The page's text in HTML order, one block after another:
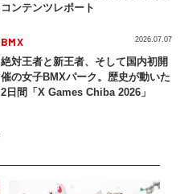
コンテンツレポート
BMX
絶対王者と新王者、そして国内初開
催の女子BMXパーク。歴史が動いた
2日間「X Games Chiba 2026」
2026.07.07